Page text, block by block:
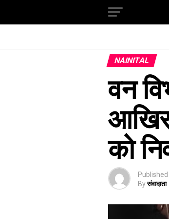
NAINITAL
वन
को
Published
Byसंवादाता